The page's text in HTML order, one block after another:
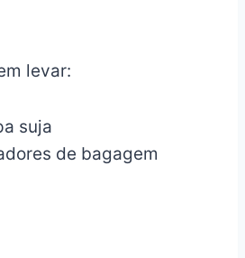
levar:
suja
de bagagem